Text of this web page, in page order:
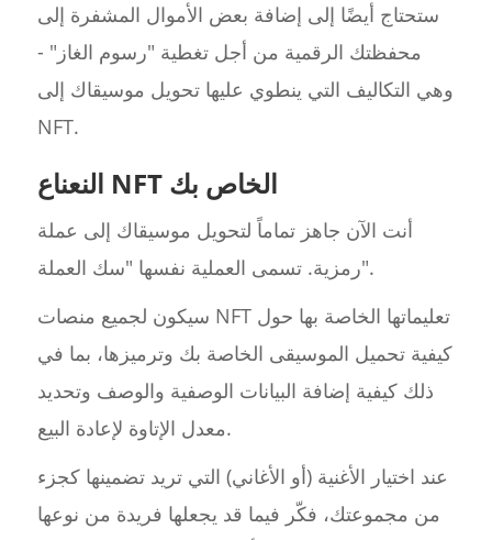
ستحتاج أيضًا إلى إضافة بعض الأموال المشفرة إلى
محفظتك الرقمية من أجل تغطية "رسوم الغاز" -
وهي التكاليف التي ينطوي عليها تحويل موسيقاك إلى
NFT.
النعناع NFT الخاص بك
أنت الآن جاهز تماماً لتحويل موسيقاك إلى عملة
رمزية. تسمى العملية نفسها "سك العملة".
سيكون لجميع منصات NFT تعليماتها الخاصة بها حول
كيفية تحميل الموسيقى الخاصة بك وترميزها، بما في
ذلك كيفية إضافة البيانات الوصفية والوصف وتحديد
معدل الإتاوة لإعادة البيع.
عند اختيار الأغنية (أو الأغاني) التي تريد تضمينها كجزء
من مجموعتك، فكّر فيما قد يجعلها فريدة من نوعها